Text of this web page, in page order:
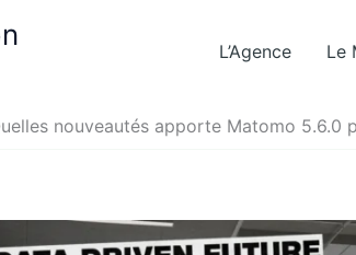
L’Agence Le
nouveautés apporte Matomo 5.6.0